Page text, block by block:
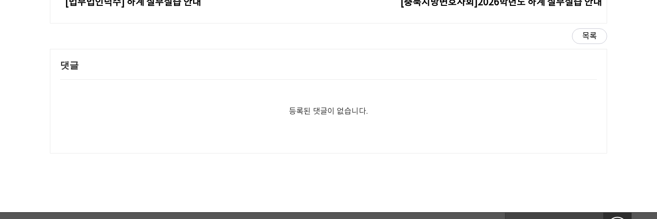
[법무법인덕수] 하계 실무실습 안내 [충북지방변호사회]2026학년도 하계 실무실습 안내
목록
댓글
등록된 댓글이 없습니다.